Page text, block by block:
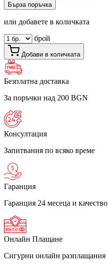
Бърза поръчка
или добавете в количката
брой
Добави в количката
Безплатна доставка
За поръчки над 200 BGN
Консултация
Запитвания по всяко време
Гаранция
Гаранция 24 месеца и качество
Онлайн Плащане
Сигурни онлайн разплащания